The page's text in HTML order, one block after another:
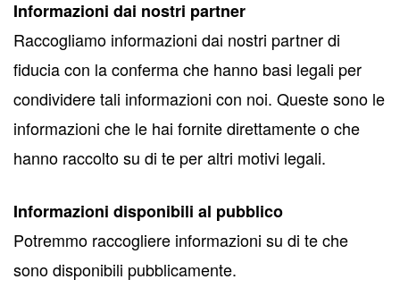
Informazioni dai nostri partner
Raccogliamo informazioni dai nostri partner di
fiducia con la conferma che hanno basi legali per
condividere tali informazioni con noi. Queste sono le
informazioni che le hai fornite direttamente o che
hanno raccolto su di te per altri motivi legali.
Informazioni disponibili al pubblico
Potremmo raccogliere informazioni su di te che
sono disponibili pubblicamente.